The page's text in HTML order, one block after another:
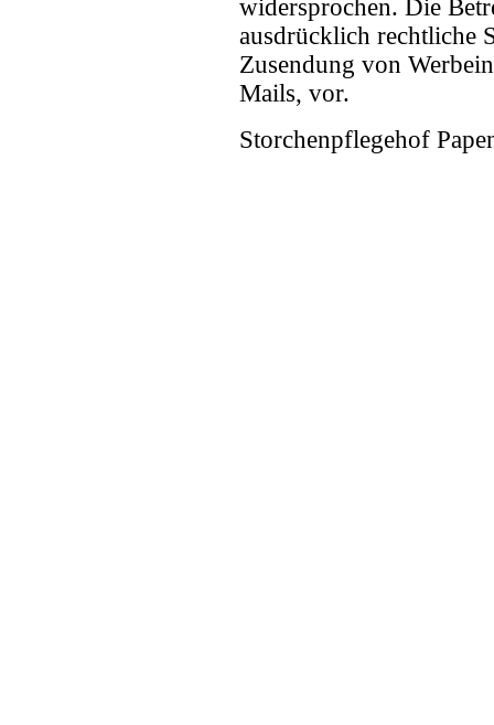
widersprochen. Die
ausdrücklich rechtliche
Zusendung von
Mails, vor.
Storchenpflegehof